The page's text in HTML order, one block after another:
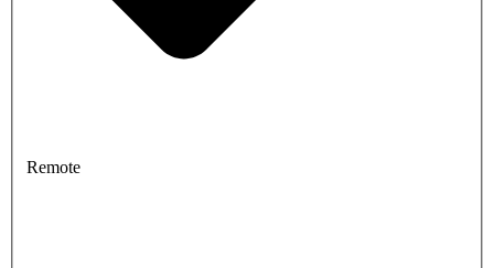
Remote